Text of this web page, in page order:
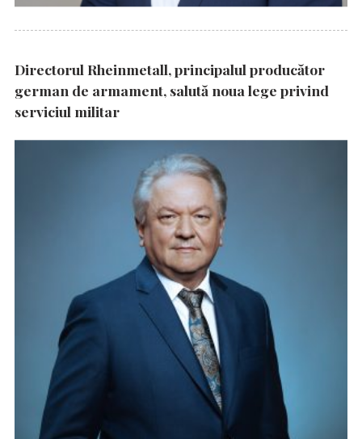
Directorul Rheinmetall, principalul producător
german de armament, salută noua lege privind
serviciul militar